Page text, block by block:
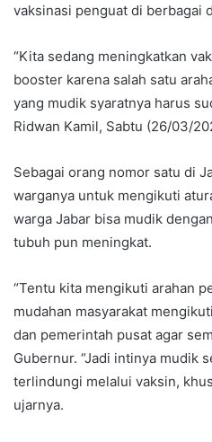
vaksinasi penguat di berbagai
“Kita sedang meningkatkan
booster karena salah satu
yang mudik syaratnya harus
Ridwan Kamil, Sabtu (26/03/
Sebagai orang nomor satu di
warganya untuk mengikuti
warga Jabar bisa mudik
tubuh pun meningkat.
“Tentu kita mengikuti arahan
mudahan masyarakat
dan pemerintah pusat agar
Gubernur. “Jadi intinya mudik
terlindungi melalui vaksin,
ujarnya.